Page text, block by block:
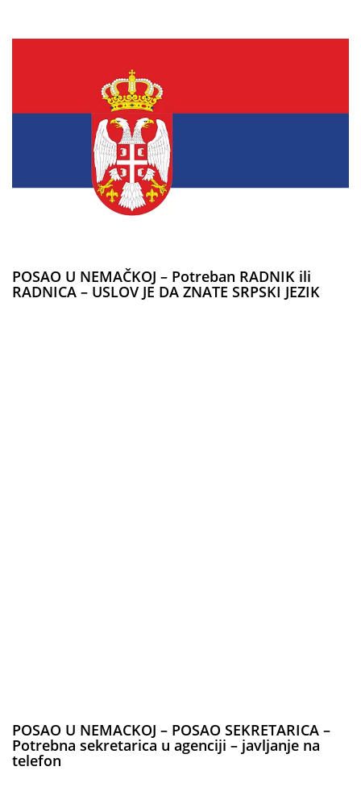
POSAO U NEMAČKOJ – Potreban RADNIK ili
RADNICA – USLOV JE DA ZNATE SRPSKI JEZIK
POSAO U NEMACKOJ – POSAO SEKRETARICA –
Potrebna sekretarica u agenciji – javljanje na
telefon